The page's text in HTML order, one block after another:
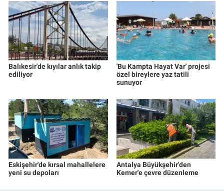
Balıkesir'de kıyılar anlık takip
ediliyor
'Bu Kampta Hayat Var' projesi
özel bireylere yaz tatili
sunuyor
Eskişehir'de kırsal mahallelere
yeni su depoları
Antalya Büyükşehir'den
Kemer'e çevre düzenleme